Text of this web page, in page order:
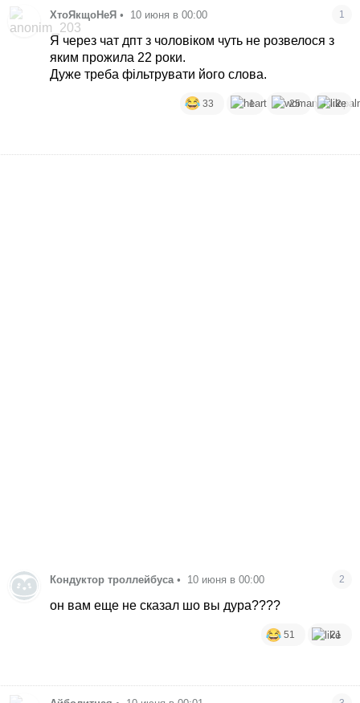
ХтоЯкщоНеЯ • 10 июня в 00:00 1
Я через чат дпт з чоловіком чуть не розвелося з
яким прожила 22 роки.
Дуже треба фільтрувати його слова.
33 1 25 2
Кондуктор троллейбуса • 10 июня в 00:00 2
он вам еще не сказал шо вы дура????
51 21